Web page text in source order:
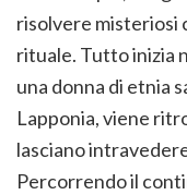
risolvere misteriosi
rituale. Tutto inizia
una donna di etnia
Lapponia, viene
lasciano
Percorrendo il